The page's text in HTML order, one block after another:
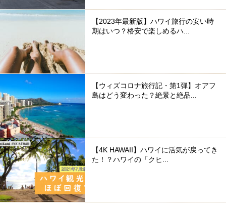
【2023年最新版】ハワイ旅行の安い時
期はいつ？格安で楽しめるハ...
【ウィズコロナ旅行記・第1弾】オアフ
島はどう変わった？絶景と絶品...
【4K HAWAII】ハワイに活気が戻ってき
た！？ハワイの「クヒ...